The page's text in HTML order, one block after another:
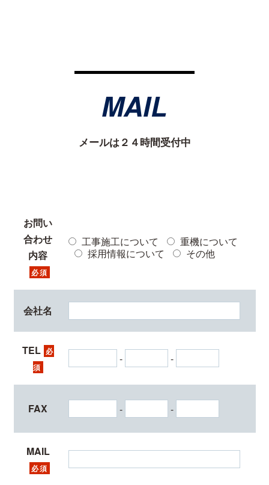
MAIL
メールは２４時間受付中
お問い
合わせ
内容
必須
工事施工について
重機について
採用情報について
その他
会社名
TEL 必
須
- -
FAX - -
MAIL
必須